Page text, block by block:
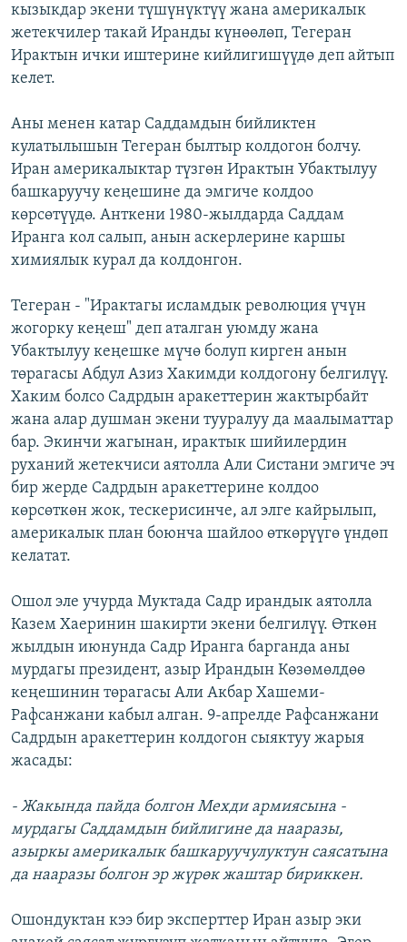
кызыкдар экени түшүнүктүү жана америкалык
жетекчилер такай Иранды күнөөлөп, Тегеран
Ирактын ички иштерине кийлигишүүдө деп айтып
келет.
Аны менен катар Саддамдын бийликтен
кулатылышын Тегеран былтыр колдогон болчу.
Иран америкалыктар түзгөн Ирактын Убактылуу
башкаруучу кеңешине да эмгиче колдоо
көрсөтүүдө. Анткени 1980-жылдарда Саддам
Иранга кол салып, анын аскерлерине каршы
химиялык курал да колдонгон.
Тегеран - "Ирактагы исламдык революция үчүн
жогорку кеңеш" деп аталган уюмду жана
Убактылуу кеңешке мүчө болуп кирген анын
төрагасы Абдул Азиз Хакимди колдогону белгилүү.
Хаким болсо Садрдын аракеттерин жактырбайт
жана алар душман экени тууралуу да маалыматтар
бар. Экинчи жагынан, ирактык шийилердин
руханий жетекчиси аятолла Али Систани эмгиче эч
бир жерде Садрдын аракеттерине колдоо
көрсөткөн жок, тескерисинче, ал элге кайрылып,
америкалык план боюнча шайлоо өткөрүүгө үндөп
келатат.
Ошол эле учурда Муктада Садр ирандык аятолла
Казем Хаеринин шакирти экени белгилүү. Өткөн
жылдын июнунда Садр Иранга барганда аны
мурдагы президент, азыр Ирандын Көзөмөлдөө
кеңешинин төрагасы Али Акбар Хашеми-
Рафсанжани кабыл алган. 9-апрелде Рафсанжани
Садрдын аракеттерин колдогон сыяктуу жарыя
жасады:
- Жакында пайда болгон Мехди армиясына -
мурдагы Саддамдын бийлигине да нааразы,
азыркы америкалык башкаруучулуктун саясатына
да нааразы болгон эр жүрөк жаштар бириккен.
Ошондуктан кээ бир эксперттер Иран азыр эки